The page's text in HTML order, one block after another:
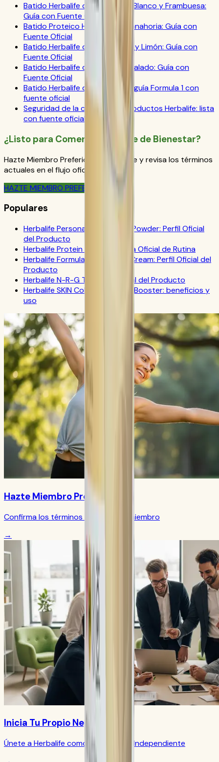
Batido Herbalife de Chocolate Blanco y Frambuesa:
Guía con Fuente Oficial
Batido Proteico Herbalife de Zanahoria: Guía con
Fuente Oficial
Batido Herbalife de Frambuesa y Limón: Guía con
Fuente Oficial
Batido Herbalife de Caramelo Salado: Guía con
Fuente Oficial
Batido Herbalife de té matcha: guía Formula 1 con
fuente oficial
Seguridad de la cafeína con productos Herbalife: lista
con fuente oficial
¿Listo para Comenzar Tu Viaje de Bienestar?
Hazte Miembro Preferido de Herbalife y revisa los términos
actuales en el flujo oficial de pedido.
HAZTE MIEMBRO PREFERIDO
Populares
Herbalife Personalized Protein Powder: Perfil Oficial
del Producto
Herbalife Protein Drink Mix: Guía Oficial de Rutina
Herbalife Formula 1 Cookies 'n Cream: Perfil Oficial del
Producto
Herbalife N-R-G Tea: FAQ Oficial del Producto
Herbalife SKIN Collagen Beauty Booster: beneficios y
uso
Hazte Miembro Preferido
Confirma los términos actuales de miembro
→
Inicia Tu Propio Negocio
Únete a Herbalife como Distribuidor Independiente